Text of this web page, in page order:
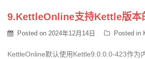
9.KettleOnline支持Kettle版本
Posted on 2024年12月14日 Posted in
KettleOnline默认使用Kettle9.0.0.0-423作为